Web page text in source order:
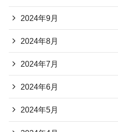
2024年9月
2024年8月
2024年7月
2024年6月
2024年5月